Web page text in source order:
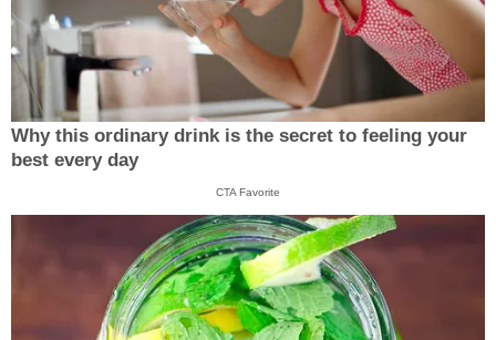
Why this ordinary drink is the secret to feeling your
best every day
CTA Favorite